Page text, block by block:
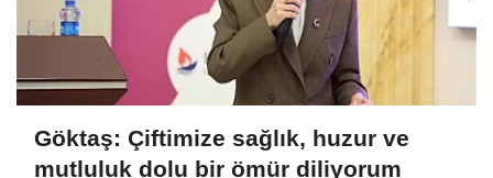
Göktaş: Çiftimize sağlık, huzur ve
mutluluk dolu bir ömür diliyorum